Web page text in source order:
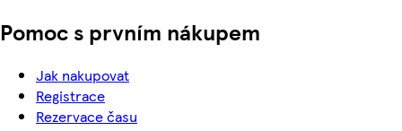
Pomoc s prvním nákupem
Jak nakupovat
Registrace
Rezervace času